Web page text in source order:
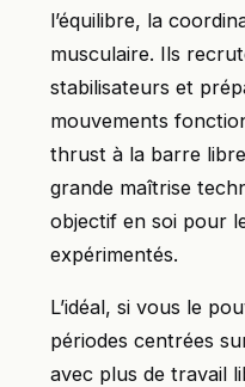
l’équilibre, la
musculaire. Ils
stabilisateurs et
mouvements
thrust à la barre
grande maîtrise
objectif en soi pour
expérimentés.
L’idéal, si vous le
périodes centrées
avec plus de travail